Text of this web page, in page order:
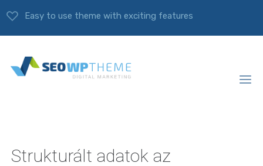
Easy to use theme with exciting features
Strukturált adatok az